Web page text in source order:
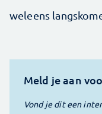
weleens
Meld je aan
Vond je dit een